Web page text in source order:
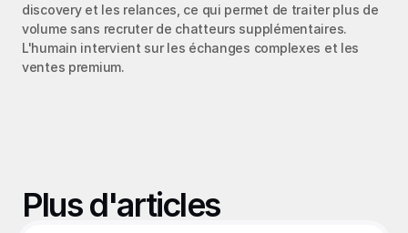
discovery et les relances, ce qui permet de traiter plus de
volume sans recruter de chatteurs supplémentaires.
L'humain intervient sur les échanges complexes et les
ventes premium.
Plus d'articles